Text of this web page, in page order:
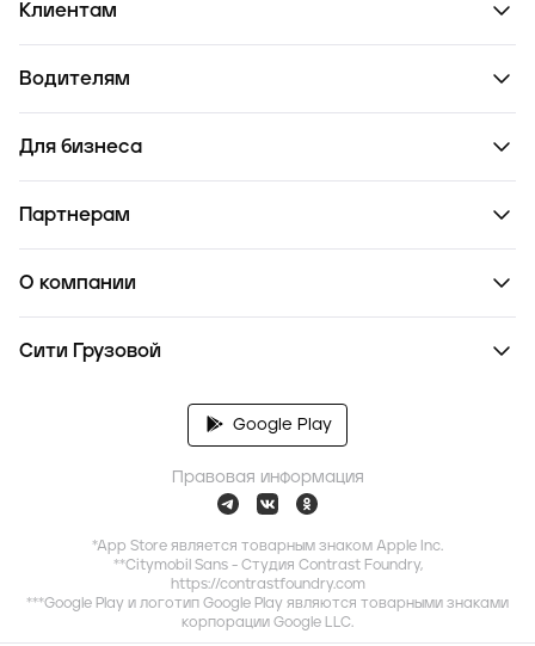
Клиентам
Водителям
Для бизнеса
Партнерам
О компании
Сити Грузовой
Google Play
Правовая информация
*App Store является товарным знаком Apple Inc.
**Citymobil Sans - Студия Contrast Foundry,
https://contrastfoundry.com
***Google Play и логотип Google Play являются товарными знаками
корпорации Google LLC.